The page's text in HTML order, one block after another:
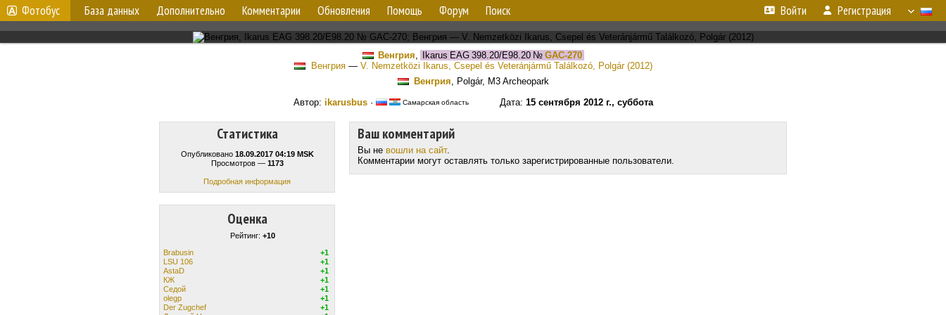
Фотобус База данных Дополнительно Комментарии Обновления Помощь Форум Поиск Войти Регистрация
Венгрия, Ikarus EAG 398.20/E98.20№ GAC-270
Венгрия— V. Nemzetközi Ikarus, Csepel és Veteránjármű Találkozó, Polgár (2012)
Венгрия, Polgár, M3 Archeopark
Автор: ikarusbus· Самарская областьДата: 15 сентября 2012 г., суббота
Статистика
Опубликовано 18.09.2017 04:19 MSK
Просмотров — 1173
Подробная информация
Оценка
Рейтинг: +10
Brabusin
+1
LSU 106
+1
AstaD
+1
КЖ
+1
Cедой
+1
olegp
+1
Der Zugchef
+1
Ваш комментарий
Вы не вошли на сайт.
Комментарии могут оставлять только зарегистрированные пользователи.